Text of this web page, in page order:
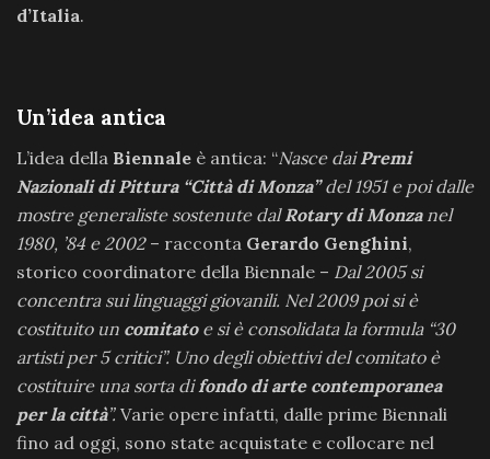
d’Italia.
Un’idea antica
L’idea della Biennale è antica: “Nasce daiPremi
Nazionali di Pittura “Città di Monza”del 1951 e poi dalle
mostre generaliste sostenute dalRotary di Monzanel
1980, ’84 e 2002– racconta Gerardo Genghini,
storico coordinatore della Biennale – Dal 2005 si
concentra sui linguaggi giovanili. Nel 2009 poi si è
costituito un comitatoe si è consolidata la formula “30
artisti per 5 critici”. Uno degli obiettivi del comitato è
costituire una sorta difondo di arte contemporanea
per la città”. Varie opere infatti, dalle prime Biennali
fino ad oggi, sono state acquistate e collocare nel